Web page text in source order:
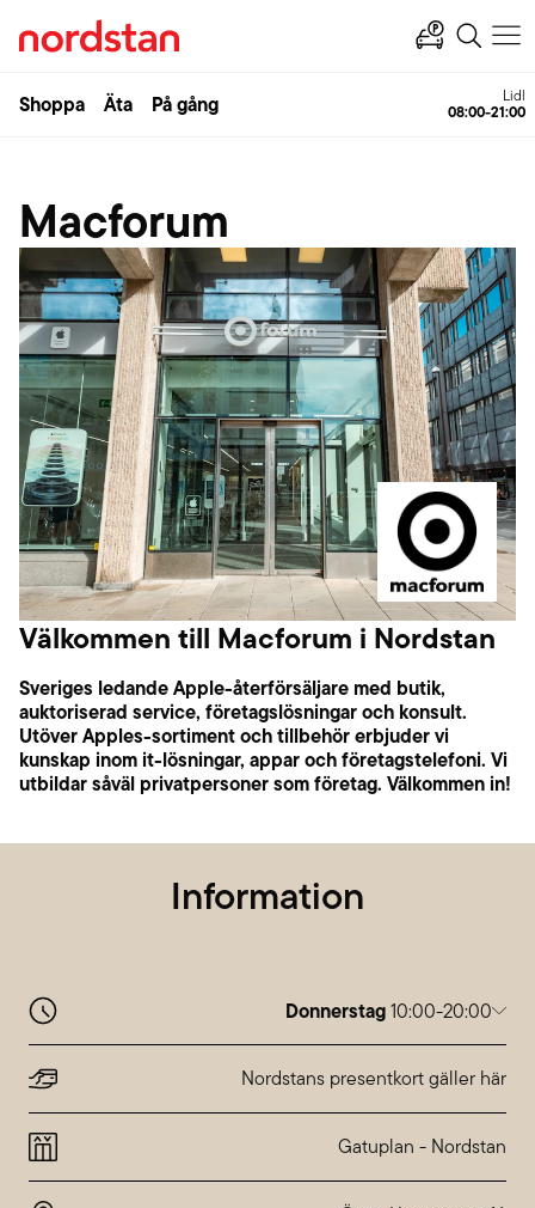
Shoppa Äta På gång Lidl
08:00-21:00
Macforum
Välkommen till Macforum i Nordstan
Sveriges ledande Apple-återförsäljare med butik,
auktoriserad service, företagslösningar och konsult.
Utöver Apples-sortiment och tillbehör erbjuder vi
kunskap inom it-lösningar, appar och företagstelefoni. Vi
utbildar såväl privatpersoner som företag. Välkommen in!
Information
Donnerstag10:00-20:00
Montag
10:00-20:00
10:00-20:00
10:00-20:00
Nordstans presentkort gäller här
Gatuplan - Nordstan